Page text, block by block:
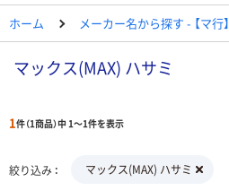
ホーム メーカー名から探す - 【マ行】
マックス(MAX) ハサミ
1件（1商品）中 1～1件を表示
絞り込み マックス(MAX) ハサミ